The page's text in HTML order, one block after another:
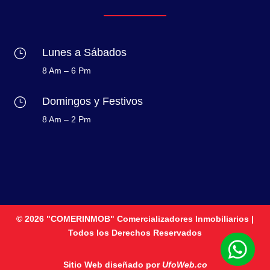
} Lunes a Sábados
8 Am – 6 Pm
} Domingos y Festivos
8 Am – 2 Pm

© 2026 "COMERINMOB" Comercializadores Inmobiliarios |
Todos los Derechos Reservados
Sitio Web diseñado por UfoWeb.co